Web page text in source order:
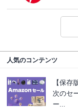
人気のコンテンツ
【保存
次のセ
ー...